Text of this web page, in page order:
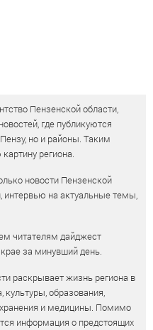
Пензенской области,
где публикуются
но и районы. Таким
региона.
новости Пензенской
интервью на актуальные темы,
читателям дайджест
за минувший день.
раскрывает жизнь региона в
образования,
и медицины. Помимо
информация о предстоящих